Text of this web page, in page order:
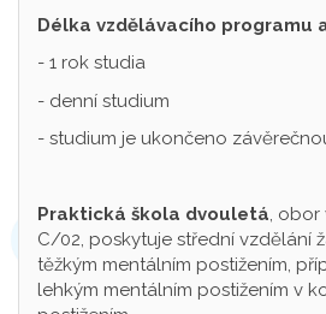
Délka vzdělávacího programu
- 1 rok studia
- denní studium
- studium je ukončeno
Praktická škola dvouletá, obor
C/02, poskytuje střední vzdělání
těžkým mentálním postižením,
lehkým mentálním postižením v